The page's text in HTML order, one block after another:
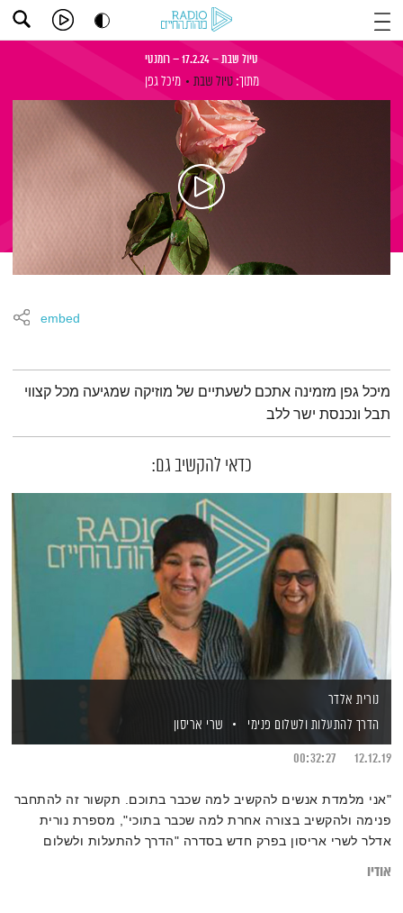
טיול שבת – 17.2.24 – רומנטי
מתוך: טיול שבת מיכל גפן
embed
תמצית הפודקאסט
מיכל גפן מזמינה אתכם לשעתיים של מוזיקה שמגיעה מכל קצווי
תבל ונכנסת ישר ללב
כדאי להקשיב גם:
נורית אלדר
הדרך להתעלות ולשלום פנימי
שרי אריסון
12.12.19
00:32:27
"אני מלמדת אנשים להקשיב למה שכבר בתוכם. תקשור זה להתחבר
פנימה ולהקשיב בצורה אחרת למה שכבר בתוכי", מספרת נורית
אדלר לשרי אריסון בפרק חדש בסדרה "הדרך להתעלות ולשלום
אודיו